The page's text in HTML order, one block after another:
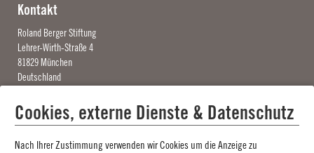
Kontakt
Roland Berger Stiftung
Lehrer-Wirth-Straße 4
81829 München
Deutschland
Telefon +49 89 9544526-20
info@rolandbergerstiftung.org
Cookies, externe Dienste & Datenschutz
Nach Ihrer Zustimmung verwenden wir Cookies um die Anzeige zu